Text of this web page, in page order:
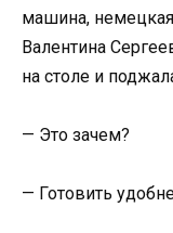
машина,
Валентина
на столе и
— Это зачем?
— Готовить